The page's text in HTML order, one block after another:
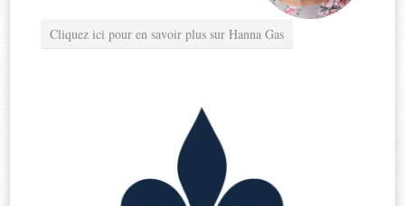
Cliquez ici pour en savoir plus sur Hanna Gas